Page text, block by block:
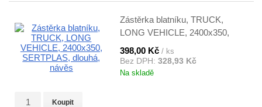
Zástěrka blatníku, TRUCK,
LONG VEHICLE, 2400x350,
SERTPLAS, dlouhá, návěs
398,00 Kč / ks
Bez DPH: 328,93 Kč
Na skladě
Koupit